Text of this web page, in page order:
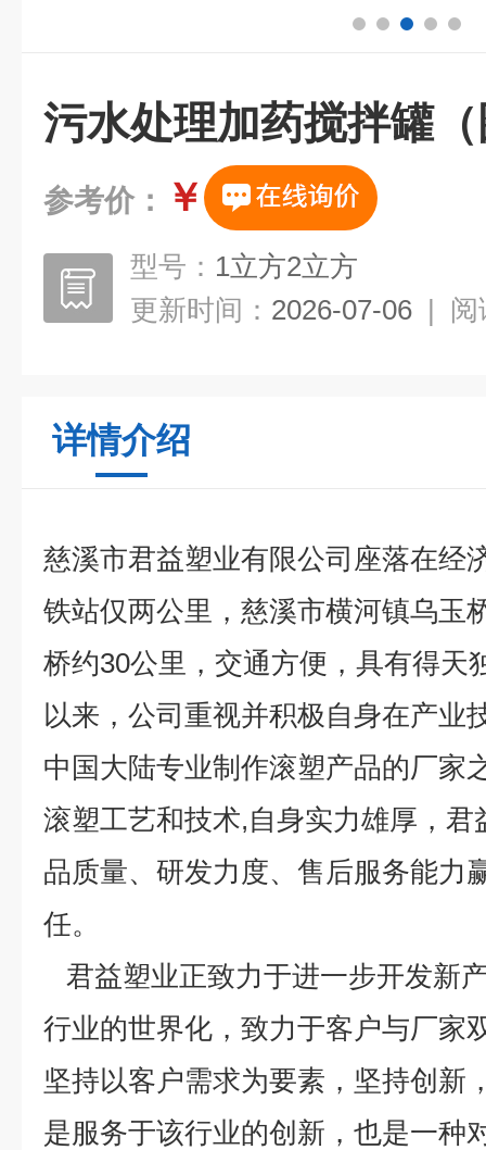
污水处理加药搅拌罐
参考价： ￥
型号： 1立方2立方
更新时间： 2026-07-06 | 阅
详情介绍
慈溪市君益塑业有限公司座落在经
铁站仅两公里，慈溪市横河镇乌玉
桥约30公里，交通方便，具有得天
以来，公司重视并积极自身在产业
中国大陆专业制作滚塑产品的厂家
滚塑工艺和技术,自身实力雄厚，
品质量、研发力度、售后服务能力
任。
君益塑业正致力于进一步开发新
行业的世界化，致力于客户与厂家
坚持以客户需求为要素，坚持创新
是服务于该行业的创新，也是一种